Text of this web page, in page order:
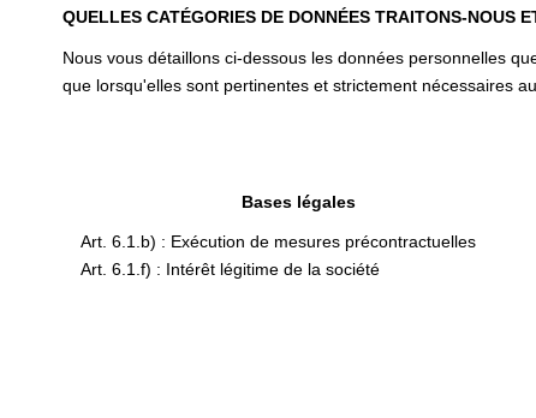
QUELLES CATÉGORIES DE DONNÉES TRAITONS-NOUS
Nous vous détaillons ci-dessous les données personnelles
que lorsqu'elles sont pertinentes et strictement nécessaires
Bases légales
Art. 6.1.b) : Exécution de mesures précontractuelles
Art. 6.1.f) : Intérêt légitime de la société